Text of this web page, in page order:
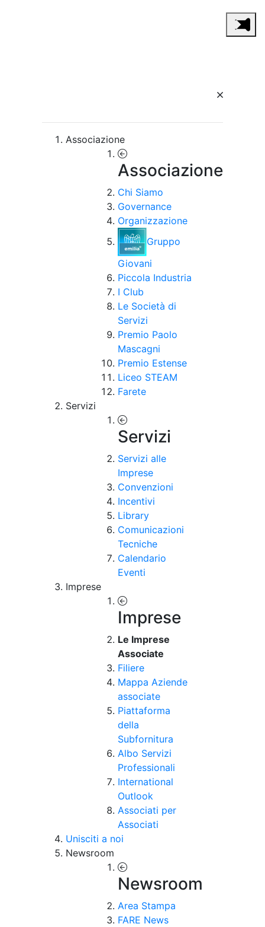
Associazione
Associazione
Chi Siamo
Governance
Organizzazione
Gruppo
Giovani
Piccola Industria
I Club
Le Società di
Servizi
Premio Paolo
Mascagni
Premio Estense
Liceo STEAM
Farete
Servizi
Servizi
Servizi alle
Imprese
Convenzioni
Incentivi
Library
Comunicazioni
Tecniche
Calendario
Eventi
Imprese
Imprese
Le Imprese
Associate
Filiere
Mappa Aziende
associate
Piattaforma
della
Subfornitura
Albo Servizi
Professionali
International
Outlook
Associati per
Associati
Unisciti a noi
Newsroom
Newsroom
Area Stampa
FARE News